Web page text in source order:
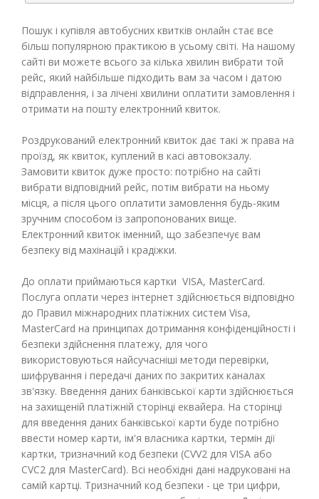
Пошук і купівля автобусних квитків онлайн стає все
більш популярною практикою в усьому світі. На нашому
сайті ви можете всього за кілька хвилин вибрати той
рейс, який найбільше підходить вам за часом і датою
відправлення, і за лічені хвилини оплатити замовлення і
отримати на пошту електронний квиток.
Роздрукований електронний квиток дає такі ж права на
проїзд, як квиток, куплений в касі автовокзалу.
Замовити квиток дуже просто: потрібно на сайті
вибрати відповідний рейс, потім вибрати на ньому
місця, а після цього оплатити замовлення будь-яким
зручним способом із запропонованих вище.
Електронний квиток іменний, що забезпечує вам
безпеку від махінацій і крадіжки.
До оплати приймаються картки VISA, MasterCard.
Послуга оплати через інтернет здійснюється відповідно
до Правил міжнародних платіжних систем Visa,
MasterCard на принципах дотримання конфіденційності і
безпеки здійснення платежу, для чого
використовуються найсучасніші методи перевірки,
шифрування і передачі даних по закритих каналах
зв'язку. Введення даних банківської карти здійснюється
на захищеній платіжній сторінці еквайера. На сторінці
для введення даних банківської карти буде потрібно
ввести номер карти, ім'я власника картки, термін дії
картки, тризначний код безпеки (CVV2 для VISA або
CVC2 для MasterCard). Всі необхідні дані надруковані на
самій картці. Тризначний код безпеки - це три цифри,